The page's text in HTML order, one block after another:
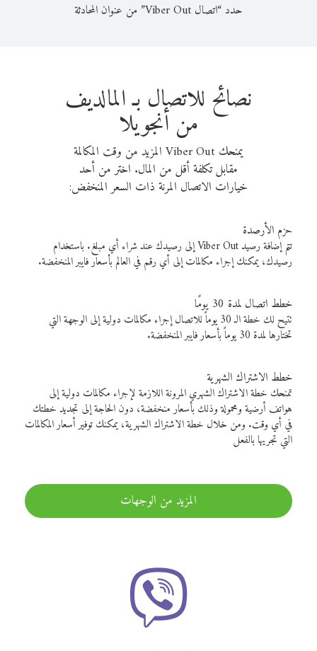
حدد “اتصال Viber Out” من عنوان المحادثة
نصائح للاتصال بـ المالديف
من أنجويلا
يمنحك Viber Out المزيد من وقت المكالمة
مقابل تكلفة أقل من المال. اختر من أحد
خيارات الاتصال المرنة ذات السعر المنخفض:
حزم الأرصدة
تتم إضافة رصيد Viber Out إلى رصيدك عند شراء أي مبلغ. باستخدام
رصيدك، يمكنك إجراء مكالمات إلى أي رقم في العالم بأسعار فايبر المنخفضة.
خطط اتصال لمدة 30 يومًا
تتيح لك خطة الـ 30 يوماً للاتصال إجراء مكالمات دولية إلى الوجهة التي
تختارها لمدة 30 يوماً بأسعار فايبر المنخفضة.
خطط الاشتراك الشهرية
تمنحك خطة الاشتراك الشهري المرونة اللازمة لإجراء مكالمات دولية إلى
هواتف أرضية ومحمولة وذلك بأسعار منخفضة، دون الحاجة إلى تجديد خطتك
في أي وقت. ومن خلال خطة الاشتراك الشهرية، يمكنك توفير أسعار المكالمات
التي تجريها بالفعل
المزيد من الوجهات